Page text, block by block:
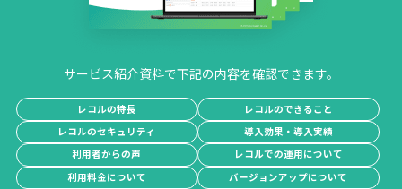
サービス紹介資料で下記の内容を確認できます。
レコルの特長
レコルのできること
レコルのセキュリティ
導入効果・導入実績
利用者からの声
レコルでの運用について
利用料金について
バージョンアップについて